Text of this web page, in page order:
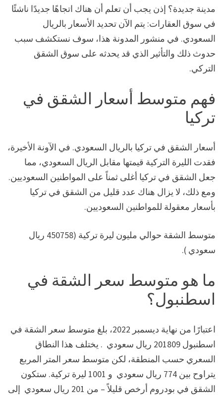
مدينة جديدة؟ إذن يجب أن تعلم أن هناك اتجاهًا جديدًا ناشئًا
في سوق العقارات: يتم الآن تحديد الأسعار بالريال
السعودي. في منشور المدونة هذا، سوف نستكشف سبب
حدوث ذلك والتأثير الذي قد يحدثه على سوق الشقق
التركي.
فهم متوسط أسعار الشقق في
تركيا
أسعار الشقق في تركيا بالريال السعودي. في الآونة الأخيرة،
فقدت الليرة التركية قيمتها مقابل الريال السعودي، مما
جعل الشقق في تركيا أغلى ثمناً على المواطنين السعوديين.
ومع ذلك، لا يزال هناك عدد قليل من الشقق في تركيا
بأسعار معقولة للمواطنين السعوديين.
متوسط الشقة حوالي مليون ليرة تركية (450758 ريال
سعودي ).
ما هو متوسط سعر الشقة في
اسطنبول؟
اعتبارًا من نهاية ديسمبر 2022، بلغ متوسط سعر الشقة في
اسطنبول 201809 ريال سعودي . يختلف هذا النطاق
السعري حسب المنطقة، لكن متوسط سعر المتر المربع
يتراوح بين 774 ريال سعودي و 1001 ليرة تركية. ستكون
الشقق في بودروم أرخص قليلاً – من 201 ريال سعودي إلى